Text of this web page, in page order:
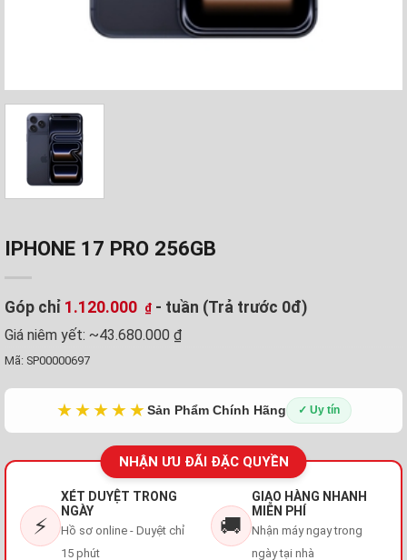
IPHONE 17 PRO 256GB
Góp chỉ 1.120.000 ₫ - tuần (Trả trước 0đ)
Giá niêm yết: ~43.680.000 ₫
Mã: SP00000697
★★★★★Sản Phẩm Chính Hãng ✓ Uy tín
NHẬN ƯU ĐÃI ĐẶC QUYỀN
⚡
XÉT DUYỆT TRONG
NGÀY
Hồ sơ online - Duyệt chỉ
15 phút
🚚
GIAO HÀNG NHANH
MIỄN PHÍ
Nhận máy ngay trong
ngày tại nhà